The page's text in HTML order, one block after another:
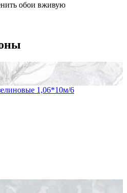
обои вживую
1,06*10м/6